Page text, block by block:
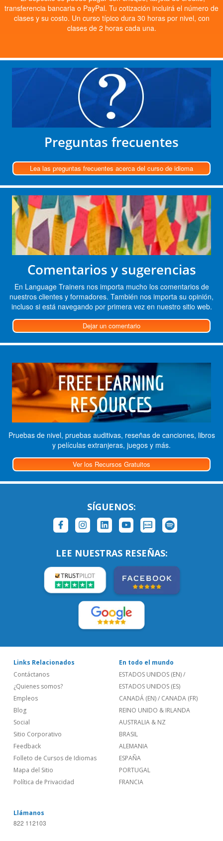
transferencia bancaria o PayPal. Tu cotización incluirá el número de
clases y su costo. Un curso típico dura 30 horas por nivel, con
clases de 2 horas cada una.
Preguntas frecuentes
Lea las preguntas frecuentes acerca del curso de idioma
Comentarios y sugerencias
En Language Trainers nos importa mucho los comentarios de
nuestros clientes y formadores. También nos importa su opinión,
incluso si está navegando por primera vez en nuestro sitio web.
Dejar un comentario
Pruebas de nivel, pruebas auditivas, reseñas de canciones, libros
y películas extranjeras, juegos y más.
Ver los Recursos Gratuitos
SÍGUENOS:
LEE NUESTRAS RESEÑAS:
Links Relacionados
Contáctanos
¿Quienes somos?
Empleos
Blog
Social
Sitio Corporativo
Feedback
Folleto de Cursos de Idiomas
Mapa del Sitio
Política de Privacidad
En todo el mundo
ESTADOS UNIDOS (EN)/
ESTADOS UNIDOS (ES)
CANADÁ (EN)/ CANADA (FR)
REINO UNIDO & IRLANDA
AUSTRALIA & NZ
BRASIL
ALEMANIA
ESPAÑA
PORTUGAL
FRANCIA
Llámanos
822 112103